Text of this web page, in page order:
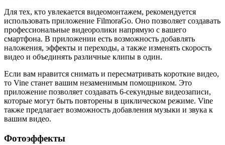
Для тех, кто увлекается видеомонтажем, рекомендуется
использовать приложение FilmoraGo. Оно позволяет создавать
профессиональные видеоролики напрямую с вашего
смартфона. В приложении есть возможность добавлять
наложения, эффекты и переходы, а также изменять скорость
видео и объединять различные клипы в один.
Если вам нравится снимать и пересматривать короткие видео,
то Vine станет вашим незаменимым помощником. Это
приложение позволяет создавать 6-секундные видеозаписи,
которые могут быть повторены в циклическом режиме. Vine
также предлагает возможность добавления музыки и звука к
вашим видео.
Фотоэффекты